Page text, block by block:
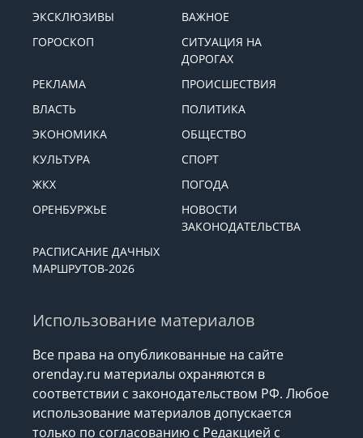
ЭКСКЛЮЗИВЫ
ВАЖНОЕ
ГОРОСКОП
СИТУАЦИЯ НА
ДОРОГАХ
РЕКЛАМА
ПРОИСШЕСТВИЯ
ВЛАСТЬ
ПОЛИТИКА
ЭКОНОМИКА
ОБЩЕСТВО
КУЛЬТУРА
СПОРТ
ЖКХ
ПОГОДА
ОРЕНБУРЖЬЕ
НОВОСТИ
ЗАКОНОДАТЕЛЬСТВА
РАСПИСАНИЕ ДАЧНЫХ
МАРШРУТОВ-2026
Использование материалов
Все права на опубликованные на сайте
orenday.ru материалы охраняются в
соответствии с законодательством РФ. Любое
использование материалов допускается
только по согласованию с Редакцией с